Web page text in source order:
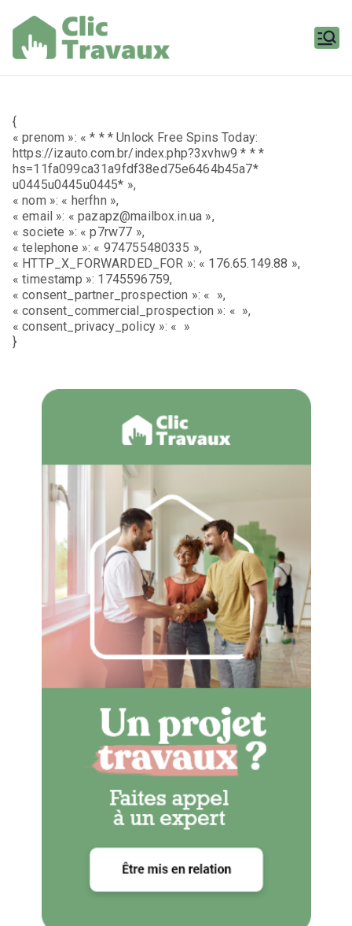
contenu
{
« prenom »: « * * * Unlock Free Spins Today:
https://izauto.com.br/index.php?3xvhw9 * * *
hs=11fa099ca31a9fdf38ed75e6464b45a7*
u0445u0445u0445* »,
« nom »: « herfhn »,
« email »: « pazapz@mailbox.in.ua »,
« societe »: « p7rw77 »,
« telephone »: « 974755480335 »,
« HTTP_X_FORWARDED_FOR »: « 176.65.149.88 »,
« timestamp »: 1745596759,
« consent_partner_prospection »: « »,
« consent_commercial_prospection »: « »,
« consent_privacy_policy »: « »
}